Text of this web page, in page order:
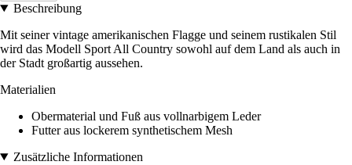
Beschreibung
Mit seiner vintage amerikanischen Flagge und seinem rustikalen Stil
wird das Modell Sport All Country sowohl auf dem Land als auch in
der Stadt großartig aussehen.
Materialien
Obermaterial und Fuß aus vollnarbigem Leder
Futter aus lockerem synthetischem Mesh
Zusätzliche Informationen